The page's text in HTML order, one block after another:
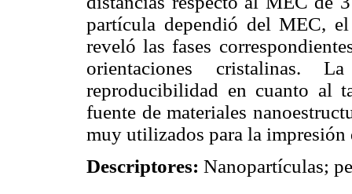
partícula dependió del MEC,
reveló las fases
orientaciones cristalinas.
reproducibilidad en cuanto al
fuente de materiales
muy utilizados para la
Descriptores: Nanopartículas;